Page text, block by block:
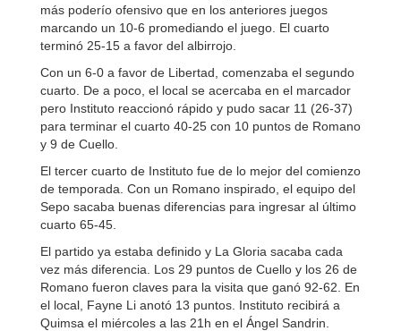
más poderío ofensivo que en los anteriores juegos
marcando un 10-6 promediando el juego. El cuarto
terminó 25-15 a favor del albirrojo.
Con un 6-0 a favor de Libertad, comenzaba el segundo
cuarto. De a poco, el local se acercaba en el marcador
pero Instituto reaccionó rápido y pudo sacar 11 (26-37)
para terminar el cuarto 40-25 con 10 puntos de Romano
y 9 de Cuello.
El tercer cuarto de Instituto fue de lo mejor del comienzo
de temporada. Con un Romano inspirado, el equipo del
Sepo sacaba buenas diferencias para ingresar al último
cuarto 65-45.
El partido ya estaba definido y La Gloria sacaba cada
vez más diferencia. Los 29 puntos de Cuello y los 26 de
Romano fueron claves para la visita que ganó 92-62. En
el local, Fayne Li anotó 13 puntos. Instituto recibirá a
Quimsa el miércoles a las 21h en el Ángel Sandrin.